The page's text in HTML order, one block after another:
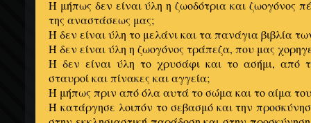
Ή μήπως δεν είναι ύλη η ζωοδότρια και ζωογόνος
της αναστάσεως μας;
Ή δεν είναι ύλη το μελάνι και τα πανάγια βιβλία
Ή δεν είναι ύλη η ζωογόνος τράπεζα, που μας
Ή δεν είναι ύλη το χρυσάφι και το ασήμι, από
σταυροί και πίνακες και αγγεία;
Ή μήπως πριν από όλα αυτά το σώμα και το αίμα
Ή κατάργησε λοιπόν το σεβασμό και την